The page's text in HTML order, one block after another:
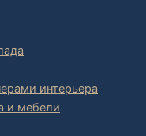
интерьера
и мебели